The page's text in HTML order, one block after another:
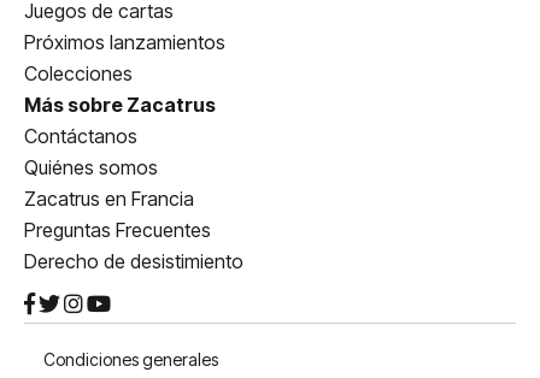
Juegos de cartas
Próximos lanzamientos
Colecciones
Más sobre Zacatrus
Contáctanos
Quiénes somos
Zacatrus en Francia
Preguntas Frecuentes
Derecho de desistimiento
Condiciones generales